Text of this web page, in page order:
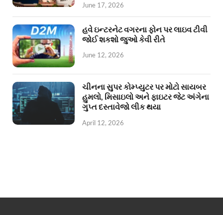
June 17, 2026
હવે ઇન્ટરનેટ વગરના ફોન પર લાઇવ ટીવી
જોઈ શકશો જુઓ કેવી રીતે
June 12, 2026
ચીનના સુપર કોમ્પ્યુટર પર મોટો સાયબર
હુમલો, મિસાઇલો અને ફાઇટર જેટ અંગેના
ગુપ્ત દસ્તાવેજો લીક થયા
April 12, 2026